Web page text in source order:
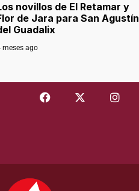
novillos de El Retamar y
de Jara para San Agustín
Guadalix
meses ago